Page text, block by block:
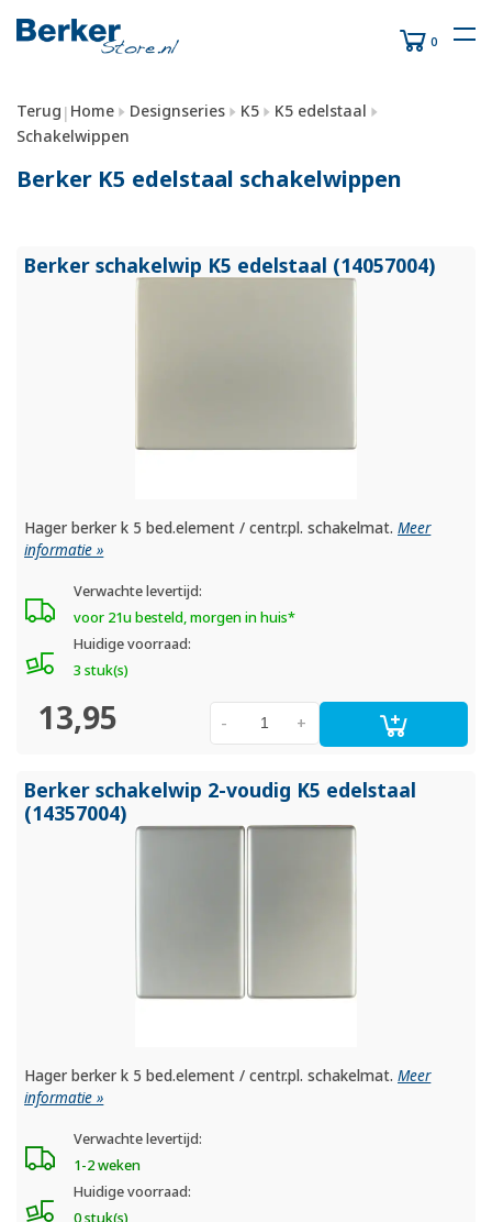
0
Terug | Home Designseries K5
K5 edelstaal
Schakelwippen
Berker K5 edelstaal schakelwippen
Berker schakelwip K5 edelstaal (14057004)
Hager berker k 5 bed.element / centr.pl. schakelmat.Meer
informatie »
Verwachte levertijd:
voor 21u besteld, morgen in huis*
Huidige voorraad:
3 stuk(s)
13,95 +
-
Berker schakelwip 2-voudig K5 edelstaal
(14357004)
Hager berker k 5 bed.element / centr.pl. schakelmat.Meer
informatie »
Verwachte levertijd:
1-2 weken
Huidige voorraad:
0 stuk(s)